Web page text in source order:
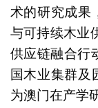
术的研究成果
与可持续木业
供应链融合行
国木业集群及
为澳门在产学